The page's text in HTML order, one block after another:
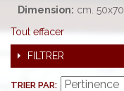
Dimension: cm. 50x70
Tout effacer
FILTRER
TRIER PAR